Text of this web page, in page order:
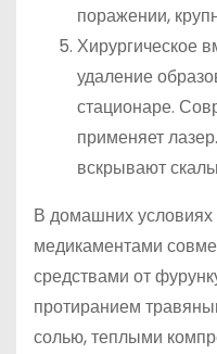
поражении,
Хирургическое
удаление
стационаре.
применяет
вскрывают
В домашних условиях
медикаментами
средствами от
протиранием
солью, теплыми